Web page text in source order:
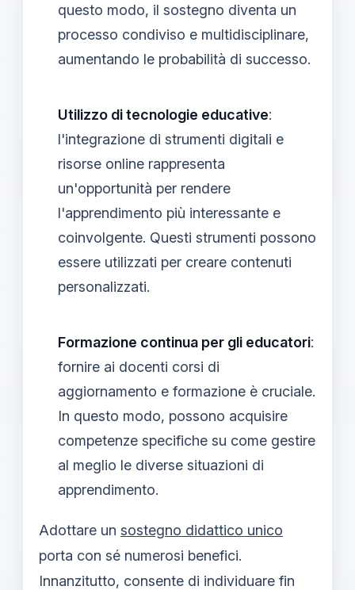
questo modo, il sostegno diventa un
processo condiviso e multidisciplinare,
aumentando le probabilità di successo.
Utilizzo di tecnologie educative:
l'integrazione di strumenti digitali e
risorse online rappresenta
un'opportunità per rendere
l'apprendimento più interessante e
coinvolgente. Questi strumenti possono
essere utilizzati per creare contenuti
personalizzati.
Formazione continua per gli educatori:
fornire ai docenti corsi di
aggiornamento e formazione è cruciale.
In questo modo, possono acquisire
competenze specifiche su come gestire
al meglio le diverse situazioni di
apprendimento.
Adottare un sostegno didattico unico
porta con sé numerosi benefici.
Innanzitutto, consente di individuare fin